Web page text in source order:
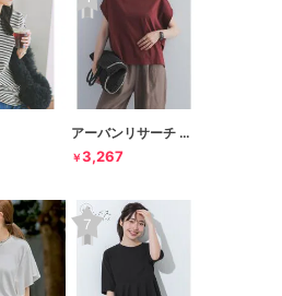
アーバンリサーチ ドアーズ
￥3,267